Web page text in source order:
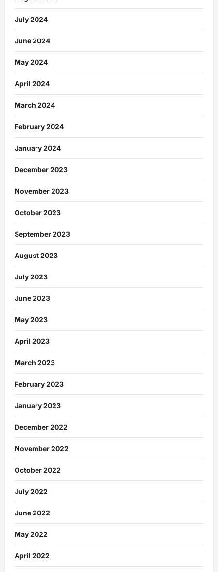
July 2024
June 2024
May 2024
April 2024
March 2024
February 2024
January 2024
December 2023
November 2023
October 2023
September 2023
August 2023
July 2023
June 2023
May 2023
April 2023
March 2023
February 2023
January 2023
December 2022
November 2022
October 2022
July 2022
June 2022
May 2022
April 2022